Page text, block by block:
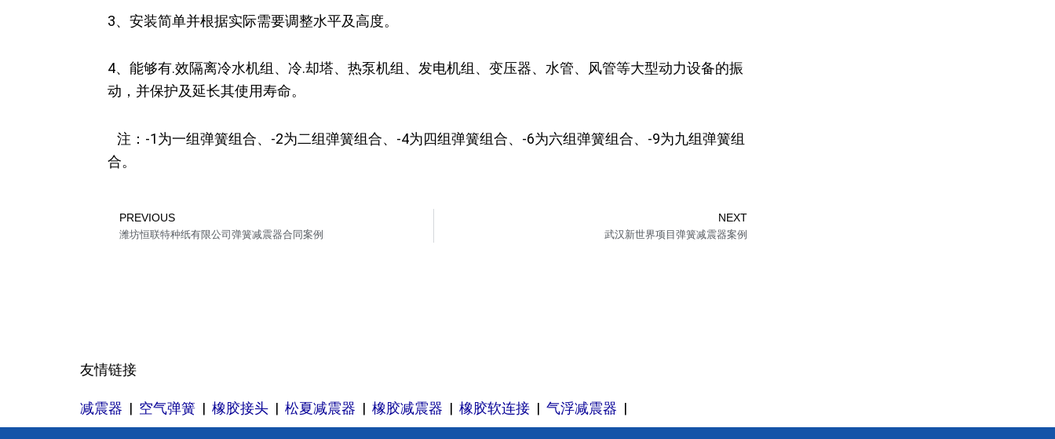
3、安装简单并根据实际需要调整水平及高度。
4、能够有.效隔离冷水机组、冷.却塔、热泵机组、发电机组、变压器、水管、风管等大型动力设备的振
动，并保护及延长其使用寿命。
注：-1为一组弹簧组合、-2为二组弹簧组合、-4为四组弹簧组合、-6为六组弹簧组合、-9为九组弹簧组
合。
Prev
PREVIOUS
潍坊恒联特种纸有限公司弹簧减震器合同案例
NEXT
武汉新世界项目弹簧减震器案例
友情链接
减震器 | 空气弹簧 | 橡胶接头 | 松夏减震器 | 橡胶减震器 | 橡胶软连接 | 气浮减震器 |